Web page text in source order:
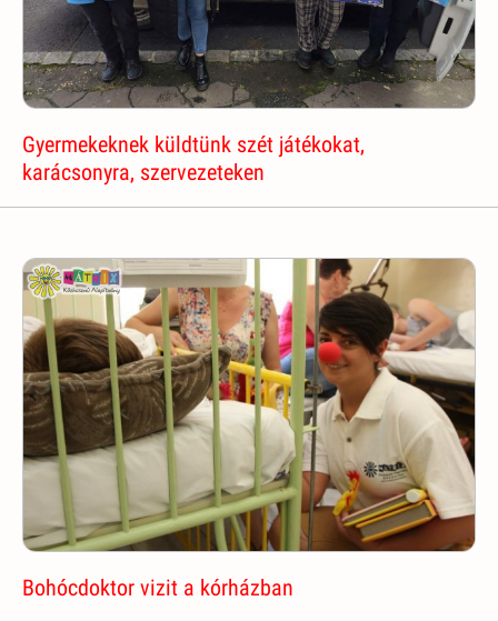
Gyermekeknek küldtünk szét játékokat,
karácsonyra, szervezeteken
Bohócdoktor vizit a kórházban